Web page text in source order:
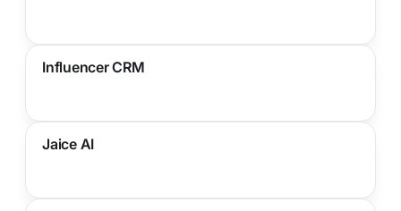
Influencer CRM
Jaice AI